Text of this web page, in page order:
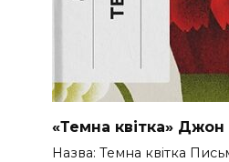
«Темна квітка» Джон
Назва: Темна квітка